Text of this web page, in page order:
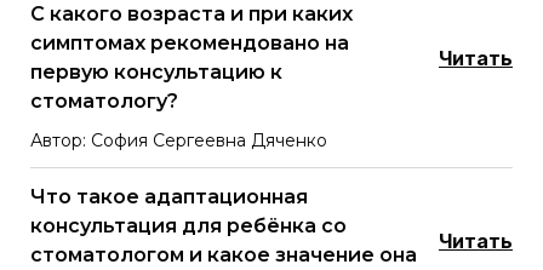
С какого возраста и при каких
симптомах рекомендовано на
первую консультацию к
стоматологу?
Читать
Автор: София Сергеевна Дяченко
Что такое адаптационная
консультация для ребёнка со
стоматологом и какое значение она
Читать